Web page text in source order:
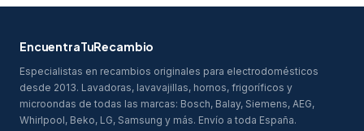
EncuentraTuRecambio
Especialistas en recambios originales para electrodomésticos
desde 2013. Lavadoras, lavavajillas, hornos, frigoríficos y
microondas de todas las marcas: Bosch, Balay, Siemens, AEG,
Whirlpool, Beko, LG, Samsung y más. Envío a toda España.